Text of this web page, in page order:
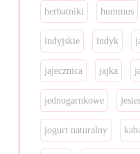
herbatniki hummus
indyjskie indyk
jajecznica jajka
jednogarnkowe
jogurt naturalny